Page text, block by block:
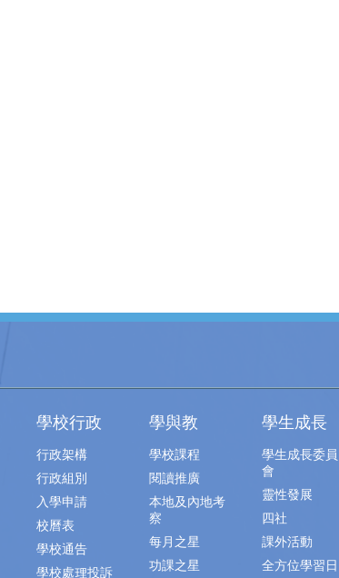
學校行政
行政架構
行政組別
入學申請
校曆表
學校通告
學校處理投訴
學與教
學校課程
閱讀推廣
本地及內地考
察
每月之星
功課之星
學生成長
學生成長委員
會
靈性發展
四社
課外活動
全方位學習日